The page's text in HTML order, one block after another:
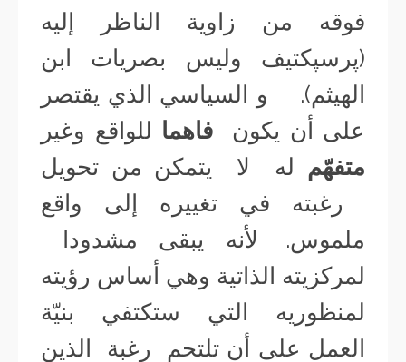
فوقه من زاوية الناظر إليه
(پرسپكتيف وليس بصريات ابن
الهيثم). و السياسي الذي يقتصر
على أن يكون فاهما للواقع وغير
متفهّم له لا يتمكن من تحويل
رغبته في تغييره إلى واقع
ملموس. لأنه يبقى مشدودا
لمركزيته الذاتية وهي أساس رؤيته
لمنظوريه التي ستكتفي بنيّة
العمل على أن تلتحم رغبة الذين